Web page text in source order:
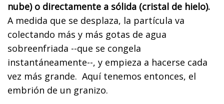
nube) o directamente a sólida (cristal de hielo).
A medida que se desplaza, la partícula va
colectando más y más gotas de agua
sobreenfriada --que se congela
instantáneamente--, y empieza a hacerse cada
vez más grande. Aquí tenemos entonces, el
embrión de un granizo.